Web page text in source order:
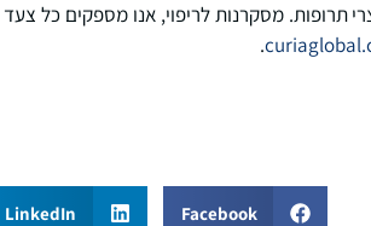
תרופות. מסקרנות לריפוי, אנו מספקים כל
.
Facebook
LinkedIn